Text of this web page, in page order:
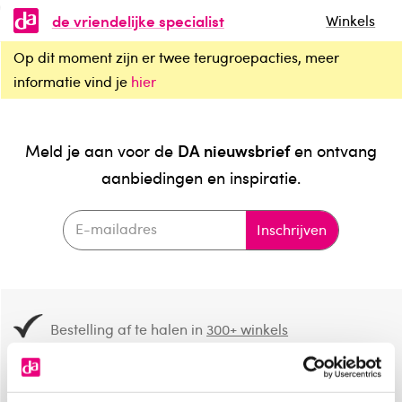
de vriendelijke specialist
Winkels
Op dit moment zijn er twee terugroepacties, meer
informatie vind je hier
Meld je aan voor de DA nieuwsbriefen ontvang
aanbiedingen en inspiratie.
Inschrijven
Bestelling af te halen in300+ winkels